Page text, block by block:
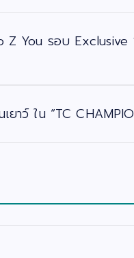
Z You รอบ
าว์ ใน “TC